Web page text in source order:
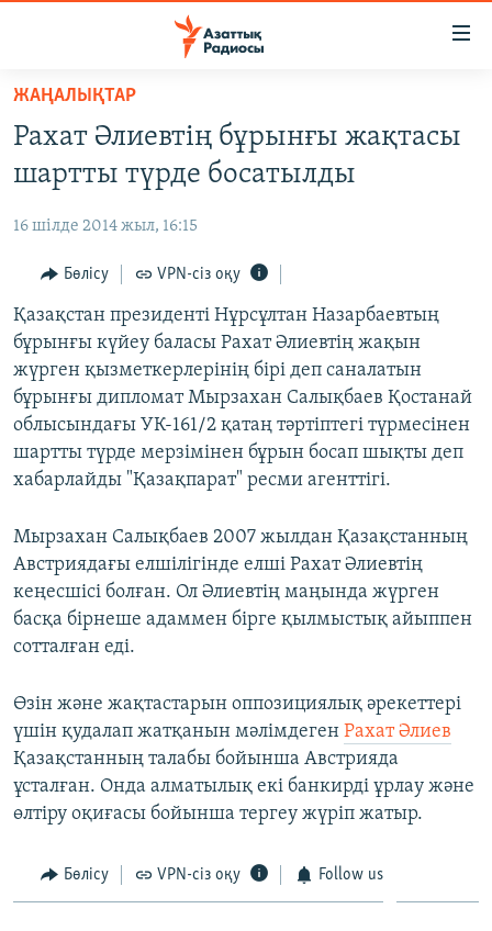
Skip
main
content
to
Navigation
Skip
to
Search
AZATTYQTV
ҚАҢТАР ОҚИҒАСЫ
АДАМ ҚҰҚЫҚТАРЫ
ӘЛЕУМЕТ
ӘЛЕМ
АРНАЙЫ ЖОБАЛАР
Русский
Басқа тілдерде
ЖАҢАЛЫҚТАР
Рахат Әлиевтің бұрынғы жақтасы
шартты түрде босатылды
16 шілде 2014 жыл, 16:15
Бөлісу VPN-сіз оқу
Қазақстан президенті Нұрсұлтан Назарбаевтың
бұрынғы күйеу баласы Рахат Әлиевтің жақын
жүрген қызметкерлерінің бірі деп саналатын
бұрынғы дипломат Мырзахан Салықбаев Қостанай
облысындағы УК-161/2 қатаң тәртіптегі түрмесінен
шартты түрде мерзімінен бұрын босап шықты деп
хабарлайды "Қазақпарат" ресми агенттігі.
Мырзахан Салықбаев 2007 жылдан Қазақстанның
Австриядағы елшілігінде елші Рахат Әлиевтің
кеңесшісі болған. Ол Әлиевтің маңында жүрген
басқа бірнеше адаммен бірге қылмыстық айыппен
сотталған еді.
Өзін және жақтастарын оппозициялық әрекеттері
үшін қудалап жатқанын мәлімдеген Рахат Әлиев
Қазақстанның талабы бойынша Австрияда
ұсталған. Онда алматылық екі банкирді ұрлау және
өлтіру оқиғасы бойынша тергеу жүріп жатыр.
Бөлісу VPN-сіз оқу Follow us